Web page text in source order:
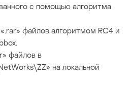
с помощью алгоритма
файлов алгоритмом RC4 и
файлов в
на локальной